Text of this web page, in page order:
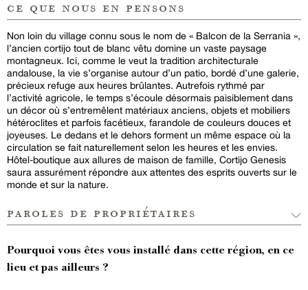
ce que nous en pensons
Non loin du village connu sous le nom de « Balcon de la Serrania »,
l’ancien cortijo tout de blanc vêtu domine un vaste paysage
montagneux. Ici, comme le veut la tradition architecturale
andalouse, la vie s’organise autour d’un patio, bordé d’une galerie,
précieux refuge aux heures brûlantes. Autrefois rythmé par
l’activité agricole, le temps s’écoule désormais paisiblement dans
un décor où s’entremêlent matériaux anciens, objets et mobiliers
hétéroclites et parfois facétieux, farandole de couleurs douces et
joyeuses. Le dedans et le dehors forment un même espace où la
circulation se fait naturellement selon les heures et les envies.
Hôtel-boutique aux allures de maison de famille, Cortijo Genesis
saura assurément répondre aux attentes des esprits ouverts sur le
monde et sur la nature.
paroles de propriétaires
Pourquoi vous êtes vous installé dans cette région, en ce
lieu et pas ailleurs ?